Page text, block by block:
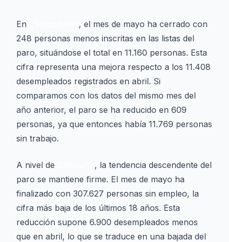
En
, el mes de mayo ha cerrado con
248 personas menos inscritas en las listas del
paro, situándose el total en 11.160 personas. Esta
cifra representa una mejora respecto a los 11.408
desempleados registrados en abril. Si
comparamos con los datos del mismo mes del
año anterior, el paro se ha reducido en 609
personas, ya que entonces había 11.769 personas
sin trabajo.
A nivel de
, la tendencia descendente del
paro se mantiene firme. El mes de mayo ha
finalizado con 307.627 personas sin empleo, la
cifra más baja de los últimos 18 años. Esta
reducción supone 6.900 desempleados menos
que en abril, lo que se traduce en una bajada del